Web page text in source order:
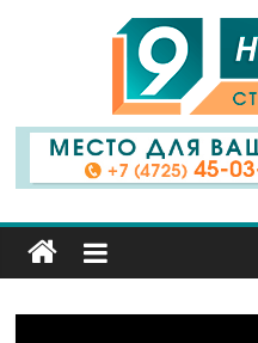
9
Канал
Старый